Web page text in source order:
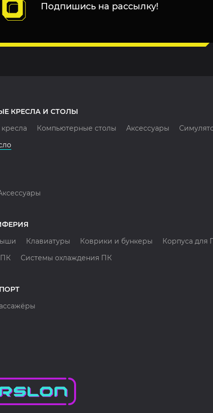
Подпишись на рассылку!
КРЕСЛА И СТОЛЫ
Компьютерные столы Аксессуары
Клавиатуры Коврики и бункеры
Корпуса для
ПК
Системы охлаждения ПК